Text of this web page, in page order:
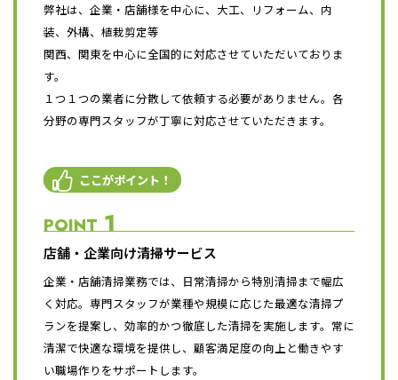
弊社は、企業・店舗様を中心に、大工、リフォーム、内
装、外構、植栽剪定等
関西、関東を中心に全国的に対応させていただいておりま
す。
１つ１つの業者に分散して依頼する必要がありません。各
分野の専門スタッフが丁寧に対応させていただきます。
ここがポイント！
POINT 1
店舗・企業向け清掃サービス
企業・店舗清掃業務では、日常清掃から特別清掃まで幅広
く対応。専門スタッフが業種や規模に応じた最適な清掃プ
ランを提案し、効率的かつ徹底した清掃を実施します。常に
清潔で快適な環境を提供し、顧客満足度の向上と働きやす
い職場作りをサポートします。